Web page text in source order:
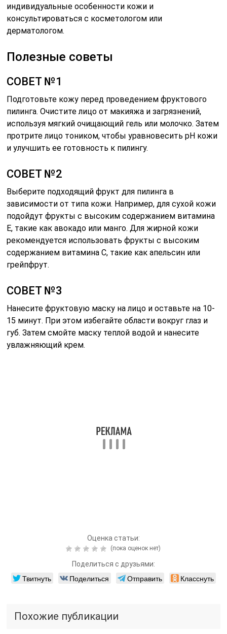
индивидуальные особенности кожи и
консультироваться с косметологом или
дерматологом.
Полезные советы
СОВЕТ №1
Подготовьте кожу перед проведением фруктового
пилинга. Очистите лицо от макияжа и загрязнений,
используя мягкий очищающий гель или молочко. Затем
протрите лицо тоником, чтобы уравновесить pH кожи
и улучшить ее готовность к пилингу.
СОВЕТ №2
Выберите подходящий фрукт для пилинга в
зависимости от типа кожи. Например, для сухой кожи
подойдут фрукты с высоким содержанием витамина
E, такие как авокадо или манго. Для жирной кожи
рекомендуется использовать фрукты с высоким
содержанием витамина C, такие как апельсин или
грейпфрут.
СОВЕТ №3
Нанесите фруктовую маску на лицо и оставьте на 10-
15 минут. При этом избегайте области вокруг глаз и
губ. Затем смойте маску теплой водой и нанесите
увлажняющий крем.
Оценка статьи:
(пока оценок нет)
Поделиться с друзьями:
Твитнуть Поделиться Отправить Класснуть
Похожие публикации